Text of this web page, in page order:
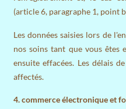
(article 6, paragraphe 1, point
Les données saisies lors de
nos soins tant que vous êtes
ensuite effacées. Les délais
affectés.
4. commerce électronique et